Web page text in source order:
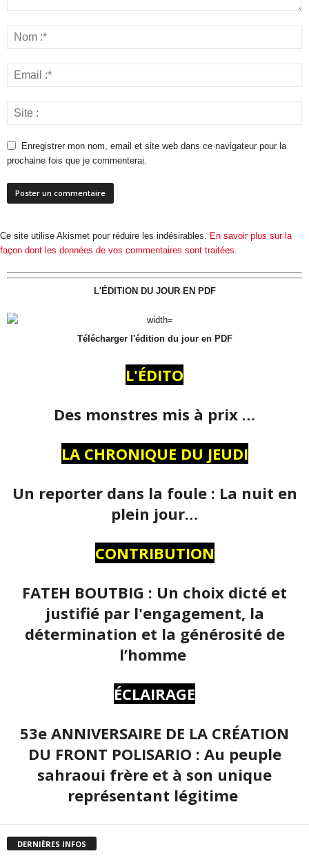
Enregistrer mon nom, email et site web dans ce navigateur pour la
prochaine fois que je commenterai.
Ce site utilise Akismet pour réduire les indésirables. En savoir plus sur la
façon dont les données de vos commentaires sont traitées
L'ÉDITION DU JOUR EN PDF
Télécharger l'édition du jour en PDF
L'ÉDITO
Des monstres mis à prix …
LA CHRONIQUE DU JEUDI
Un reporter dans la foule : La nuit en
plein jour…
CONTRIBUTION
FATEH BOUTBIG : Un choix dicté et
justifié par l'engagement, la
détermination et la générosité de
l’homme
ÉCLAIRAGE
53e ANNIVERSAIRE DE LA CRÉATION
DU FRONT POLISARIO : Au peuple
sahraoui frère et à son unique
représentant légitime
DERNIÈRES INFOS